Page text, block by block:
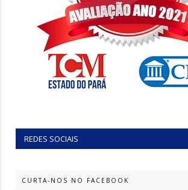
REDES SOCIAIS
CURTA-NOS NO FACEBOOK